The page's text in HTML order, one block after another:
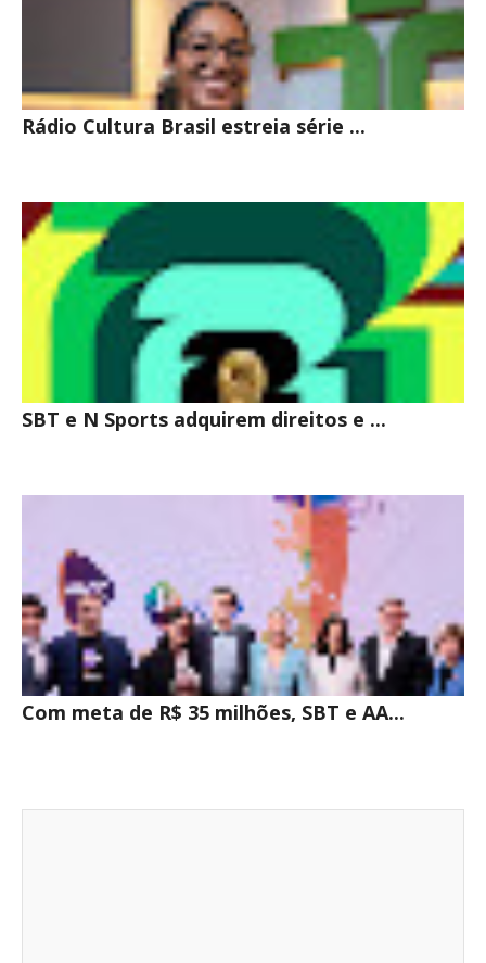
Rádio Cultura Brasil estreia série ...
SBT e N Sports adquirem direitos e ...
Com meta de R$ 35 milhões, SBT e AA...